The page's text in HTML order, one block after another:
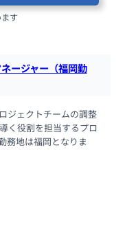
す
ージャー（福岡勤
ジェクトチームの調整
く役割を担当するプロ
務地は福岡となりま